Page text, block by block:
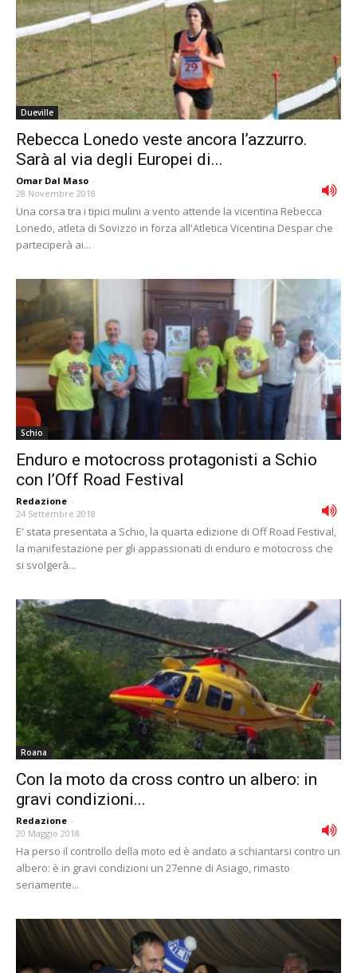
Dueville
Rebecca Lonedo veste ancora l’azzurro.
Sarà al via degli Europei di...
Omar Dal Maso -
28 Novembre 2018
Una corsa tra i tipici mulini a vento attende la vicentina Rebecca
Lonedo, atleta di Sovizzo in forza all'Atletica Vicentina Despar che
parteciperà ai...
Schio
Enduro e motocross protagonisti a Schio
con l’Off Road Festival
Redazione -
24 Settembre 2018
E' stata presentata a Schio, la quarta edizione di Off Road Festival,
la manifestazione per gli appassionati di enduro e motocross che
si svolgerà...
Roana
Con la moto da cross contro un albero: in
gravi condizioni...
Redazione -
20 Maggio 2018
Ha perso il controllo della moto ed è andato a schiantarsi contro un
albero: è in gravi condizioni un 27enne di Asiago, rimasto
seriamente...